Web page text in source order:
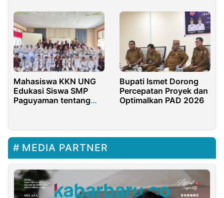
Operasional PKS
Mahasiswa KKN UNG
Edukasi Siswa SMP
Paguyaman tentang
Bupati Ismet Dorong
Percepatan Proyek dan
Optimalkan PAD 2026
MEDIA PARTNER